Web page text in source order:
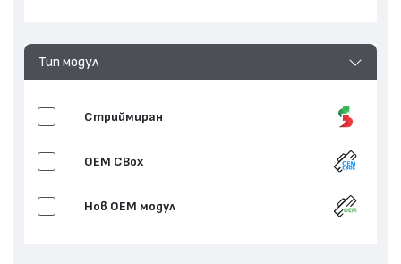
Тип модул
Стриймиран
OEM CBox
Нов ОЕМ модул